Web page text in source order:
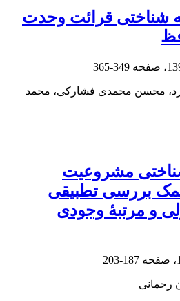
شناختی قرائت وحدت
349-365
محسن محمدی فشارکی، محمد
مشروعیت
بررسی تطبیقی
و مرتبۀ وجودی
187-203
رحمانی